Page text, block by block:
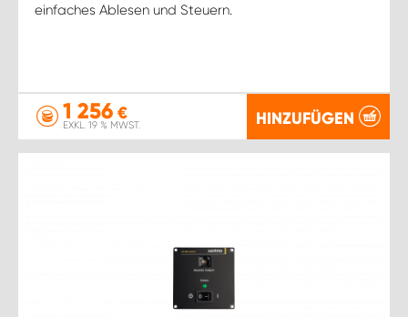
einfaches Ablesen und Steuern.
1 256 €
EXKL. 19 % MWST. HINZUFÜGEN